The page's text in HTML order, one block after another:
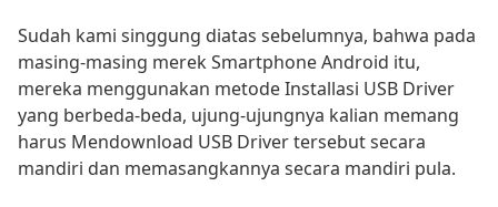
Sudah kami singgung diatas sebelumnya, bahwa pada
masing-masing merek Smartphone Android itu,
mereka menggunakan metode Installasi USB Driver
yang berbeda-beda, ujung-ujungnya kalian memang
harus Mendownload USB Driver tersebut secara
mandiri dan memasangkannya secara mandiri pula.